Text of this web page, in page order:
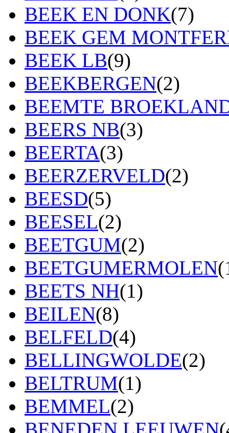
BEEK EN DONK(7)
BEEK GEM
BEEK LB(9)
BEEKBERGEN(2)
BEEMTE
BEERS NB(3)
BEERTA(3)
BEERZERVELD(2)
BEESD(5)
BEESEL(2)
BEETGUM(2)
BEETGUMERMOLEN
BEETS NH(1)
BEILEN(8)
BELFELD(4)
BELLINGWOLDE(2)
BELTRUM(1)
BEMMEL(2)